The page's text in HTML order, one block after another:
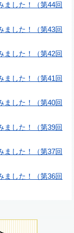
ました！（第44回
ました！（第43回
ました！（第42回
ました！（第41回
ました！（第40回
ました！（第39回
ました！（第37回
ました！（第36回